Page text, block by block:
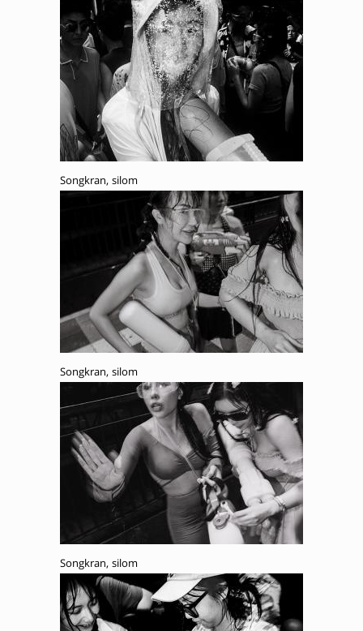
Songkran, silom
Songkran, silom
Songkran, silom